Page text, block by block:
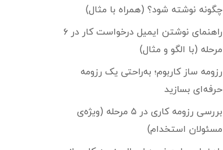
چگونه نوشته شود؟ (همراه با مثال)
راهنمای نوشتن ایمیل درخواست کار در ۶
مرحله (با الگو و مثال)
رزومه ساز کاربوم؛ به‌راحتی یک رزومه
حرفه‌ای بسازید
بررسی رزومه کاری در ۵ مرحله (ویژه‌ی
مسئولان استخدام)